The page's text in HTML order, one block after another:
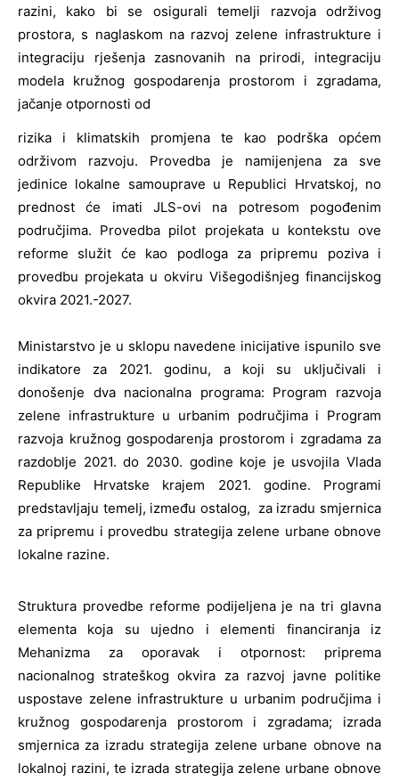
razini, kako bi se osigurali temelji razvoja održivog
prostora, s naglaskom na razvoj zelene infrastrukture i
integraciju rješenja zasnovanih na prirodi, integraciju
modela kružnog gospodarenja prostorom i zgradama,
jačanje otpornosti od
rizika i klimatskih promjena te kao podrška općem
održivom razvoju. Provedba je namijenjena za sve
jedinice lokalne samouprave u Republici Hrvatskoj, no
prednost će imati JLS-ovi na potresom pogođenim
područjima. Provedba pilot projekata u kontekstu ove
reforme služit će kao podloga za pripremu poziva i
provedbu projekata u okviru Višegodišnjeg financijskog
okvira 2021.-2027.
Ministarstvo je u sklopu navedene inicijative ispunilo sve
indikatore za 2021. godinu, a koji su uključivali i
donošenje dva nacionalna programa: Program razvoja
zelene infrastrukture u urbanim područjima i Program
razvoja kružnog gospodarenja prostorom i zgradama za
razdoblje 2021. do 2030. godine koje je usvojila Vlada
Republike Hrvatske krajem 2021. godine. Programi
predstavljaju temelj, između ostalog, za izradu smjernica
za pripremu i provedbu strategija zelene urbane obnove
lokalne razine.
Struktura provedbe reforme podijeljena je na tri glavna
elementa koja su ujedno i elementi financiranja iz
Mehanizma za oporavak i otpornost: priprema
nacionalnog strateškog okvira za razvoj javne politike
uspostave zelene infrastrukture u urbanim područjima i
kružnog gospodarenja prostorom i zgradama; izrada
smjernica za izradu strategija zelene urbane obnove na
lokalnoj razini, te izrada strategija zelene urbane obnove